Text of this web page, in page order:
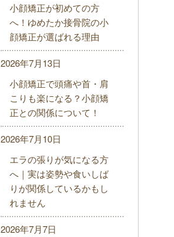
小顔矯正が初めての方
へ！ゆめたか接骨院の小
顔矯正が選ばれる理由
小顔矯正で頭痛や首・肩
こりも楽になる？小顔矯
正との関係について！
2026年7月13日
エラの張りが気になる方
へ｜実は姿勢や食いしば
りが関係しているかもし
れません
2026年7月10日
2026年7月7日